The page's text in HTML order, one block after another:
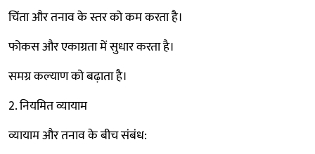
चिंता और तनाव के स्तर को कम करता है।
फोकस और एकाग्रता में सुधार करता है।
समग्र कल्याण को बढ़ाता है।
2. नियमित व्यायाम
व्यायाम और तनाव के बीच संबंध: